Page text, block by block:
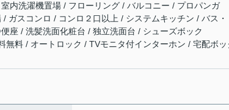
内洗濯機置場 / フローリング / バルコニー / プロパンガ
ガスコンロ / コンロ２口以上 / システムキッチン / バス・
座 / 洗髪洗面化粧台 / 独立洗面台 / シューズボック
無料 / オートロック / TVモニタ付インターホン / 宅配ボッ